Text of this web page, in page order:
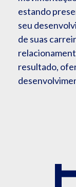
estando
seu
de suas
resultado,